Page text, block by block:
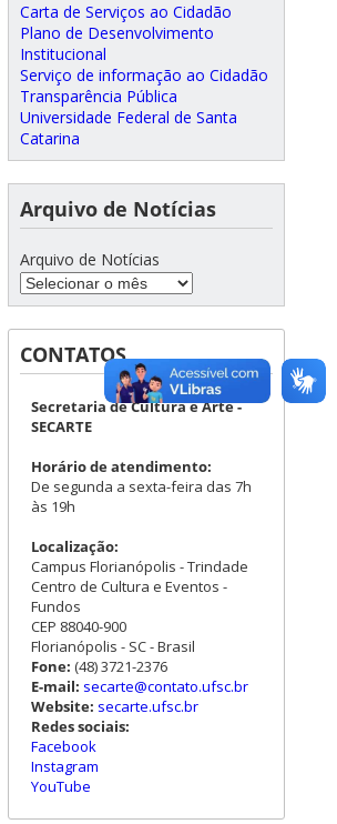
Carta de Serviços ao Cidadão
Plano de Desenvolvimento
Institucional
Serviço de informação ao Cidadão
Transparência Pública
Universidade Federal de Santa
Catarina
Arquivo de Notícias
Arquivo de Notícias
CONTATOS
Secretaria de Cultura e Arte -
SECARTE
Horário de atendimento:
De segunda a sexta-feira das 7h
às 19h
Localização:
Campus Florianópolis - Trindade
Centro de Cultura e Eventos -
Fundos
CEP 88040-900
Florianópolis - SC - Brasil
Fone: (48) 3721-2376
E-mail: secarte@contato.ufsc.br
Website: secarte.ufsc.br
Redes sociais:
Facebook
Instagram
YouTube